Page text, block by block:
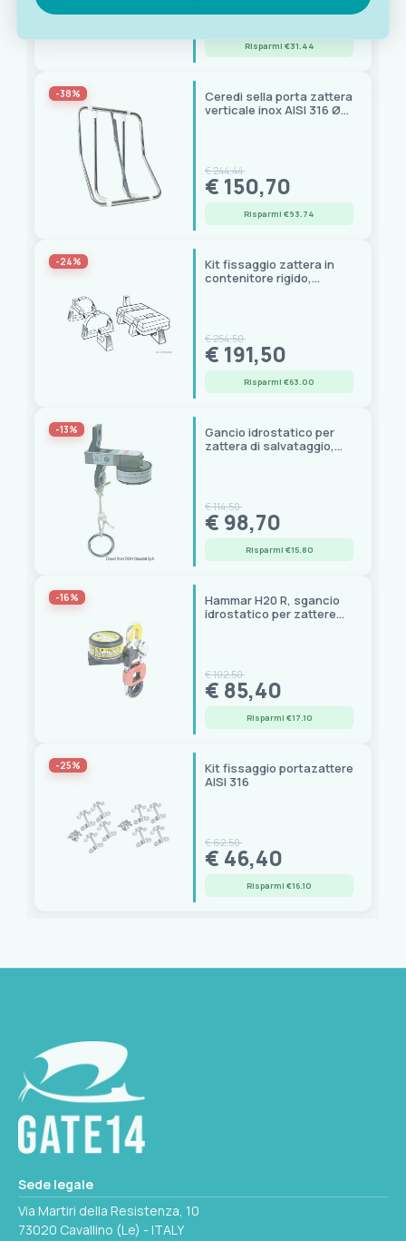
€ 159,00
Risparmi €31.44
-38%
Ceredi sella porta zattera
verticale inox AISI 316 Ø
€ 244,44
€ 150,70
Risparmi €93.74
-24%
Kit fissaggio zattera in
contenitore rigido,
€ 254,50
€ 191,50
Risparmi €63.00
-13%
Gancio idrostatico per
zattera di salvataggio,
€ 114,50
€ 98,70
Risparmi €15.80
-16%
Hammar H20 R, sgancio
idrostatico per zattere
€ 102,50
€ 85,40
Risparmi €17.10
-25%
Kit fissaggio portazattere
AISI 316
€ 62,50
€ 46,40
Risparmi €16.10
Sede legale
Via Martiri della Resistenza, 10
73020 Cavallino (Le) - ITALY